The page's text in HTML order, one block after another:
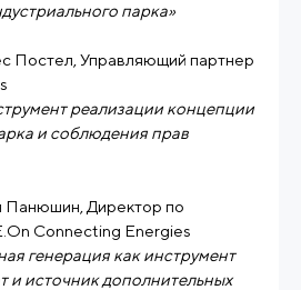
парка»
Постел, Управляющий партнер
реализации концепции
и соблюдения прав
Панюшин, Директор по
Connecting Energies
генерация как инструмент
и источник дополнительных